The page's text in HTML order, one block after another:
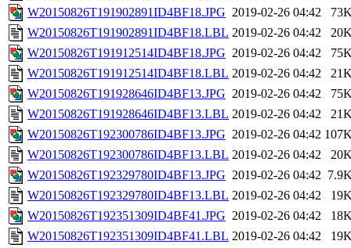
W20150826T191902891ID4BF18.JPG 2019-02-26 04:42
W20150826T191902891ID4BF18.LBL 2019-02-26 04:42
W20150826T191912514ID4BF18.JPG 2019-02-26 04:42
W20150826T191912514ID4BF18.LBL 2019-02-26 04:42
W20150826T191928646ID4BF13.JPG 2019-02-26 04:42
W20150826T191928646ID4BF13.LBL 2019-02-26 04:42
W20150826T192300786ID4BF13.JPG 2019-02-26 04:42
W20150826T192300786ID4BF13.LBL 2019-02-26 04:42
W20150826T192329780ID4BF13.JPG 2019-02-26 04:42
W20150826T192329780ID4BF13.LBL 2019-02-26 04:42
W20150826T192351309ID4BF41.JPG 2019-02-26 04:42
W20150826T192351309ID4BF41.LBL 2019-02-26 04:42